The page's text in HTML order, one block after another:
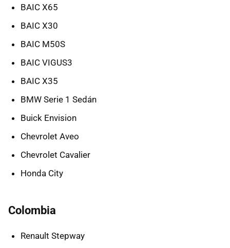
BAIC X65
BAIC X30
BAIC M50S
BAIC VIGUS3
BAIC X35
BMW Serie 1 Sedán
Buick Envision
Chevrolet Aveo
Chevrolet Cavalier
Honda City
Colombia
Renault Stepway